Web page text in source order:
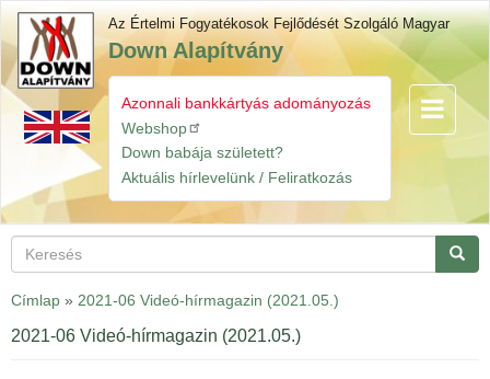
Ugrás
tartalomra
Az Értelmi Fogyatékosok Fejlődését Szolgáló Magyar
Down Alapítvány
Gyorslinkek
Azonnali bankkártyás adományozás
Webshop
Down babája született?
Aktuális hírlevelünk / Feliratkozás
Navigáció
Keresés
Címlap » 2021-06 Videó-hírmagazin (2021.05.)
2021-06 Videó-hírmagazin (2021.05.)